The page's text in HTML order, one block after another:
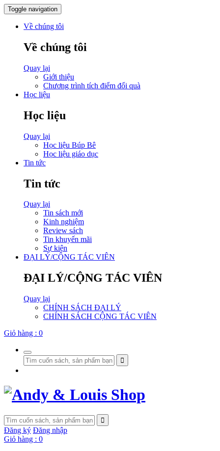
Toggle navigation
Về chúng tôi
Về chúng tôi
Quay lại
Giới thiệu
Chương trình tích điểm đổi quà
Học liệu
Học liệu
Quay lại
Học liệu Búp Bê
Học liệu giáo dục
Tin tức
Tin tức
Quay lại
Tin sách mới
Kinh nghiệm
Review sách
Tin khuyến mãi
Sự kiện
ĐẠI LÝ/CỘNG TÁC VIÊN
ĐẠI LÝ/CỘNG TÁC VIÊN
Quay lại
CHÍNH SÁCH ĐẠI LÝ
CHÍNH SÁCH CỘNG TÁC VIÊN
Giỏ hàng : 0
Đăng ký Đăng nhập
Giỏ hàng : 0